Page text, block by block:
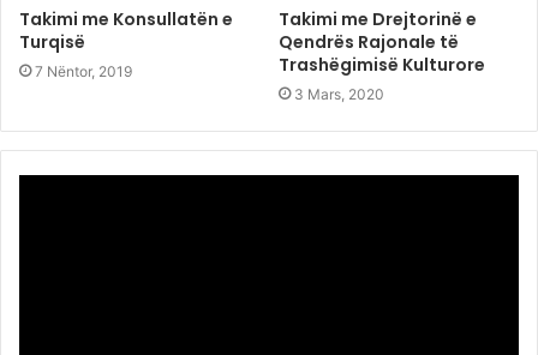
Takimi me Konsullatën e
Turqisë
7 Nëntor, 2019
Takimi me Drejtorinë e
Qendrës Rajonale të
Trashëgimisë Kulturore
3 Mars, 2020